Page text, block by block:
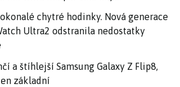
chytré hodinky. Nová generace
Ultra2 odstranila nedostatky
a štíhlejší Samsung Galaxy Z Flip8,
základní